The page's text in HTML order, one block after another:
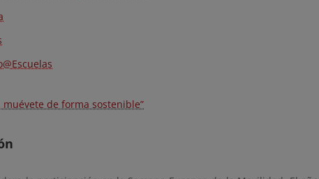
muévete de forma sostenible”